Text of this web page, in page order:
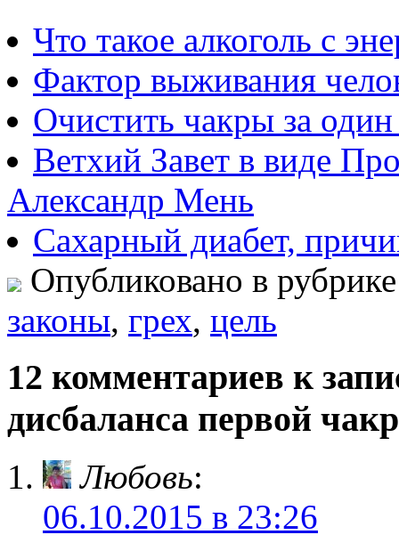
Что такое алкоголь с
Фактор выживания
Очистить чакры за
Ветхий Завет в виде
Александр Мень
Сахарный диабет,
Опубликовано в
законы, грех, цель
12 комментариев к
дисбаланса первой
Любовь:
06.10.2015 в 23:26